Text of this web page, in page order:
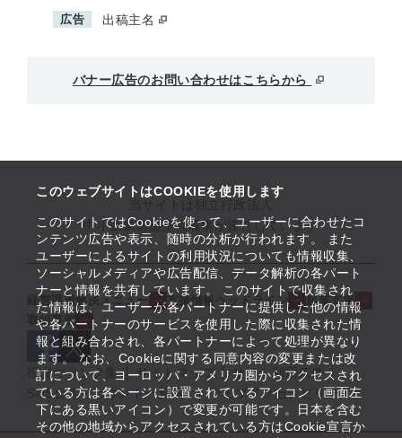
このウェブサイトはCOOKIEを使用します
このサイトではCookieを使って、ユーザーに合わせたコ
ンテンツ広告や表示、随時の分析が行われます。 また
ユーザーによるサイトの利用状況についても情報収集、
ソーシャルメディアや広告配信、データ解析の各パート
ナーと情報を共有しています。 このサイトで収集され
た情報は、ユーザーが各パートナーに提供した他の情報
や各パートナーのサービスを使用した際に収集された情
報と組み合わされ、各パートナーによって処理が異なり
ます。 なお、Cookieに関する同意内容の変更または改
訂について、ヨーロッパ・アメリカ圏からアクセスされ
ている方は各ページに設置されているアイコン（画面左
下にある黒いアイコン）で変更が可能です。日本を含む
その他の地域からアクセスされている方はCookie宣言か
広告 出稿主名
バナー広告のお問い合わせはこちらから
中小企業基盤整備機構が運営しています
経営課題解決メニュー 支援情報ヘッドライン
起業支援
取組事例
役立つリンク集 サイトマップ
サイト利用条件
SNS公式アカウント一覧
ウェブアクセシビリティ